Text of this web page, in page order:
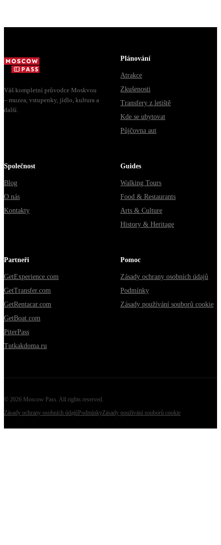
Váš kompletní průvodce Moskvou
– muzea, vstupenky, jídlo, kultura a
další.
Plánování
Atrakce
Zkušenosti
Transfery z letiště
Kde se ubytovat
Půjčovna aut
Společnost
Blog
O nás
Kontakty
Guides
Walking Tours
Food & Restaurants
Arts & Culture
History & Heritage
Partneři
GetExperience.com
GetTransfer.com
GetRentacar.com
GetBoat.com
PiterPass
Tutkakdoma.ru
Pomoc
Zásady ochrany osobních údajů
Podmínky
Zásady používání souborů cookie
© 2026 Moscow Pass. All rights reserved.
Zásady ochrany osobních údajů PodmínkyZásady používání souborů cookie